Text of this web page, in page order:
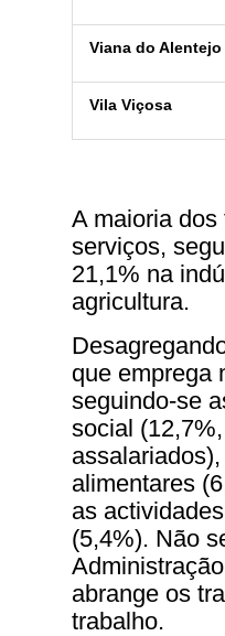
Viana do Alentejo
Vila Viçosa
A maioria
serviços,
21,1% na
agricultura.
que emprega
seguindo-se
social
alimentares
as
(5,4%). Não
abrange os
trabalho.